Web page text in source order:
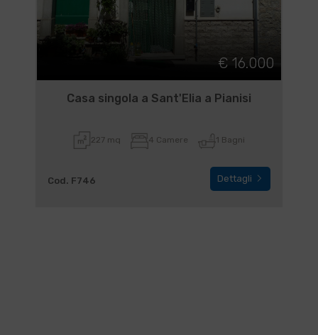
€ 16.000
Casa singola a Sant'Elia a Pianisi
227 mq 4 Camere 1 Bagni
Cod. F746 Dettagli